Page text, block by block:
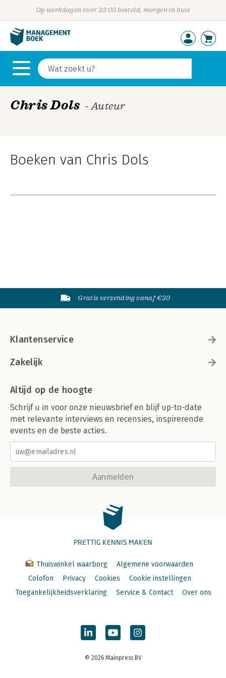
Op werkdagen voor 23:00 besteld, morgen in huis
Chris Dols - Auteur
Boeken van Chris Dols
Gratis verzending vanaf €20
Klantenservice
Zakelijk
Altijd op de hoogte
Schrijf u in voor onze nieuwsbrief en blijf up-to-date
met relevante interviews en recensies, inspirerende
events en de beste acties.
Aanmelden
PRETTIG KENNIS MAKEN
Thuiswinkel waarborg
Algemene voorwaarden
Colofon
Privacy Cookies
Cookie instellingen
Toegankelijkheidsverklaring
Service & Contact Over ons
© 2026 Mainpress BV